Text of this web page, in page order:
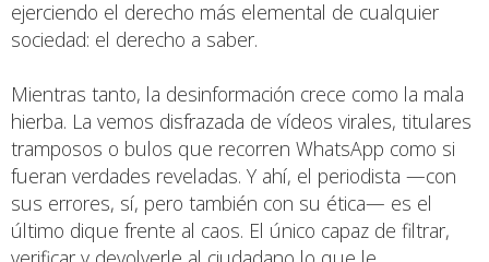
ejerciendo el derecho más elemental de cualquier
sociedad: el derecho a saber.
Mientras tanto, la desinformación crece como la mala
hierba. La vemos disfrazada de vídeos virales, titulares
tramposos o bulos que recorren WhatsApp como si
fueran verdades reveladas. Y ahí, el periodista —con
sus errores, sí, pero también con su ética— es el
último dique frente al caos. El único capaz de filtrar,